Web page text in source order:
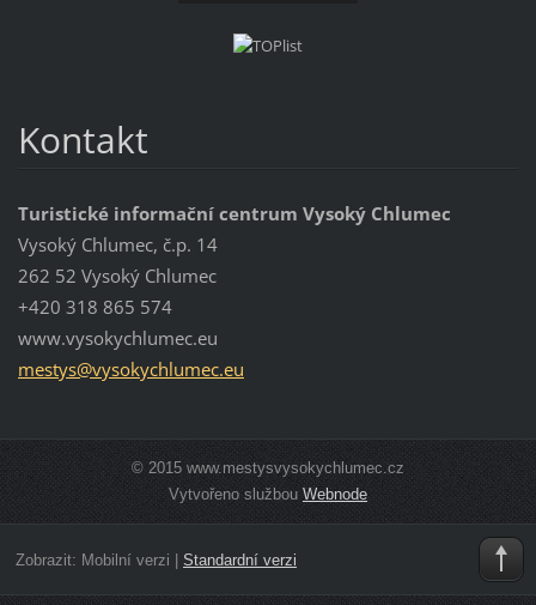
Kontakt
Turistické informační centrum Vysoký Chlumec
Vysoký Chlumec, č.p. 14
262 52 Vysoký Chlumec
+420 318 865 574
www.vysokychlumec.eu
mestys@vysokychlumec.eu
© 2015 www.mestysvysokychlumec.cz
Vytvořeno službouWebnode
Zobrazit: Mobilní verzi Standardní verzi